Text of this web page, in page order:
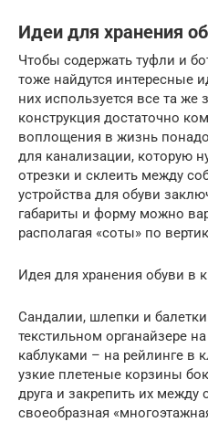
Идеи для хранения
Чтобы содержать туфли и
тоже найдутся интересные
них используется все та же
конструкция достаточно
воплощения в жизнь
для канализации, которую
отрезки и склеить между
устройства для обуви
габариты и форму можно
располагая «соты» по
Идея для хранения обуви в
Сандалии, шлепки и
текстильном органайзере
каблуками – на рейлинге в
узкие плетеные корзины
друга и закрепить их между
своеобразная